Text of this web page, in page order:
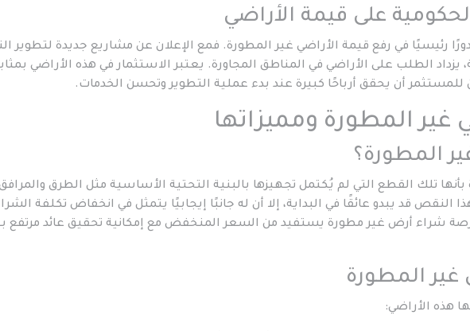
على قيمة الأراضي
رئيسيًا في رفع قيمة الأراضي غير المطورة. فمع الإعلان عن مشاريع جديدة لتطوير
يزداد الطلب على الأراضي في المناطق المجاورة. يعتبر الاستثمار في هذه الأراضي
أن يحقق أرباحًا كبيرة عند بدء عملية التطوير وتحسن الخدمات.
غير المطورة ومميزاتها
المطورة؟
تلك القطع التي لم يُكتمل تجهيزها بالبنية التحتية الأساسية مثل الطرق
النقص قد يبدو عائقًا في البداية، إلا أن له جانبًا إيجابيًا يتمثل في انخفاض تكلفة
شراء أرض غير مطورة يستفيد من السعر المنخفض مع إمكانية تحقيق عائد مرتفع
غير المطورة
هذه الأراضي: